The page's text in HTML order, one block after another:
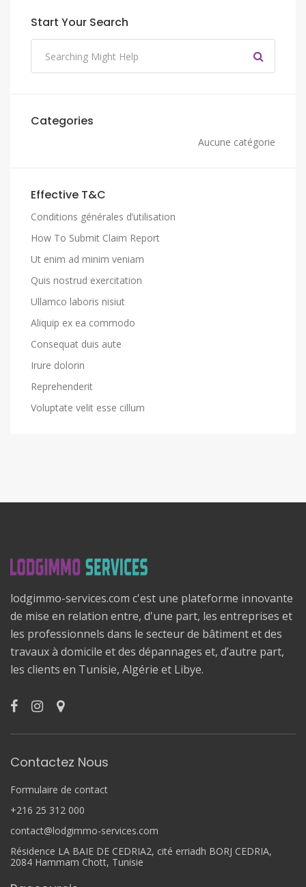
Start Your Search
Categories
Aucune catégorie
Effective T&C
Conditions générales d’utilisation
How To Submit Claim Report
Ut enim ad minim veniam
Quis nostrud exercitation
Ullamco laboris nisiut
Aliquip ex ea commodo
Consequat duis aute
Irure dolorin
Reprehenderit
Voluptate velit esse cillum
lodgimmo-services.com c'est une plateforme innovante
de mise en relation entre, d'une part, les entreprises et
les professionnels dans le secteur de bâtiment et des
travaux à domicile et des dépannages et, d’autre part,
les clients en Tunisie, Algérie et Libye.
Contactez Nous
Formulaire de contact
+216 25 312 000
contact@lodgimmo-services.com
Résidence LA BAIE DE CEDRIA2, cité erriadh BORJ CEDRIA,
2084 Hammam Chott, Tunisie